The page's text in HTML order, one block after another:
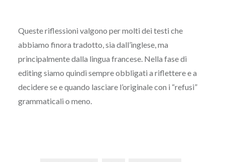
Queste riflessioni valgono per molti dei testi che
abbiamo finora tradotto, sia dall’inglese, ma
principalmente dalla lingua francese. Nella fase di
editing siamo quindi sempre obbligati a riflettere e a
decidere se e quando lasciare l’originale con i “refusi”
grammaticali o meno.